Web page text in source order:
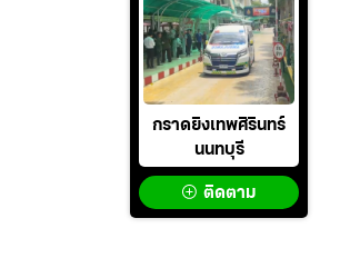
กราดยิงเทพศิรินทร์
นนทบุรี
ติดตาม